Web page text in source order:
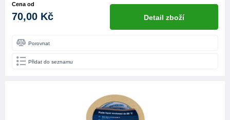
Cena od
70,00 Kč Detail zboží
Porovnat
Přidat do seznamu